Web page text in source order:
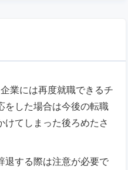
業には再度就職できるチ
をした場合は今後の転職
けてしまった後ろめたさ
退する際は注意が必要で